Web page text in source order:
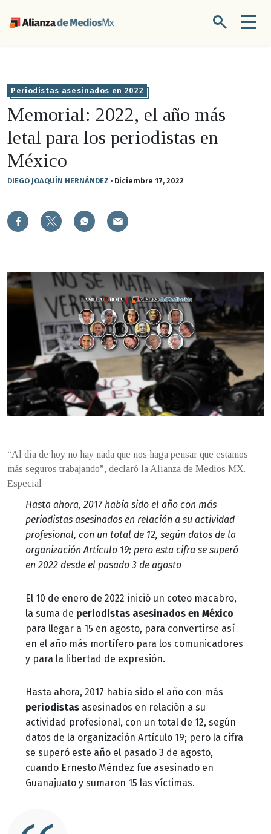
Periodistas asesinados en 2022
Memorial: 2022, el año más
letal para los periodistas en
México
DIEGO JOAQUÍN HERNÁNDEZ · Diciembre 17, 2022
“Al día de hoy no hay nada que nos haga pensar que estamos
más seguros trabajando”, declaró la Alianza de Medios MX.
Especial
Hasta ahora, 2017 había sido el año con más
periodistas asesinados en relación a su actividad
profesional, con un total de 12, según datos de la
organización Artículo 19; pero esta cifra se superó
en 2022 desde el pasado 3 de agosto
El 10 de enero de 2022 inició un coteo macabro,
la suma de periodistas asesinados en México
para llegar a 15 en agosto, para convertirse así
en el año más mortífero para los comunicadores
y para la libertad de expresión.
Hasta ahora, 2017 había sido el año con más
periodistas asesinados en relación a su
actividad profesional, con un total de 12, según
datos de la organización Artículo 19; pero la cifra
se superó este año el pasado 3 de agosto,
cuando Ernesto Méndez fue asesinado en
Guanajuato y sumaron 15 las víctimas.